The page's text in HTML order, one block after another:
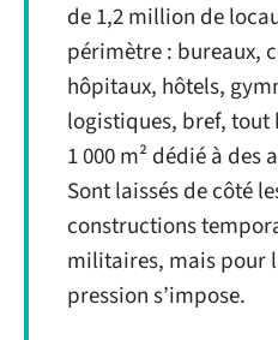
de 1,2 million de
périmètre : bureaux,
hôpitaux, hôtels,
logistiques, bref,
1 000 m² dédié à
Sont laissés de côté
constructions
militaires, mais pour
pression s’impose.